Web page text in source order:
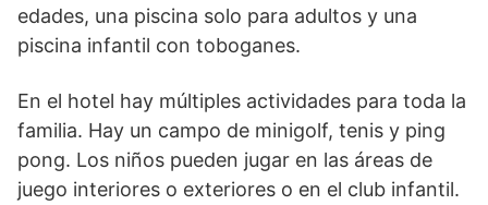
edades, una piscina solo para adultos y una
piscina infantil con toboganes.
En el hotel hay múltiples actividades para toda la
familia. Hay un campo de minigolf, tenis y ping
pong. Los niños pueden jugar en las áreas de
juego interiores o exteriores o en el club infantil.